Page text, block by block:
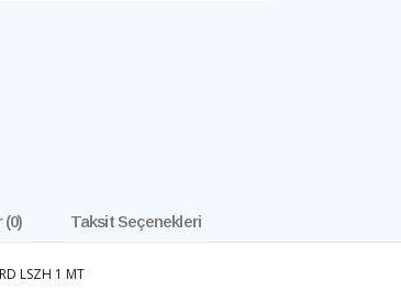
(0) Taksit Seçenekleri
LSZH 1 MT